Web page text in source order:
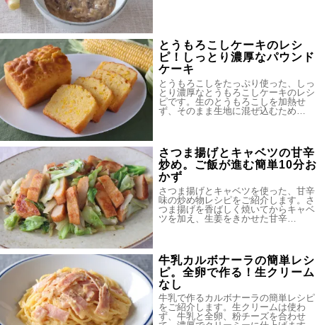
とうもろこしケーキのレシ
ピ！しっとり濃厚なパウンド
ケーキ
とうもろこしをたっぷり使った、しっ
とり濃厚なとうもろこしケーキのレシ
ピです。生のとうもろこしを加熱せ
ず、そのまま生地に混ぜ込むため…
さつま揚げとキャベツの甘辛
炒め。ご飯が進む簡単10分お
かず
さつま揚げとキャベツを使った、甘辛
味の炒め物レシピをご紹介します。さ
つま揚げを香ばしく焼いてからキャベ
ツを加え、生姜をきかせた甘辛…
牛乳カルボナーラの簡単レシ
ピ。全卵で作る！生クリーム
なし
牛乳で作るカルボナーラの簡単レシピ
をご紹介します。生クリームは使わ
ず、牛乳と全卵、粉チーズを合わせ